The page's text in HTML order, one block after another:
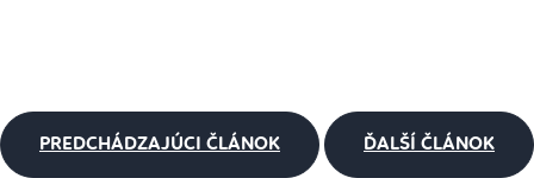
PREDCHÁDZAJÚCI ČLÁNOK ĎALŠÍ ČLÁNOK